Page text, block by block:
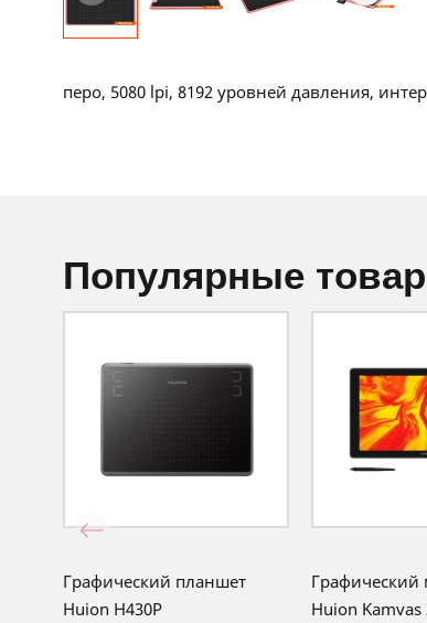
перо, 5080 lpi, 8192 уровней давления,
популярные
Графический планшет
Huion H430P
Графический
Huion Kamvas